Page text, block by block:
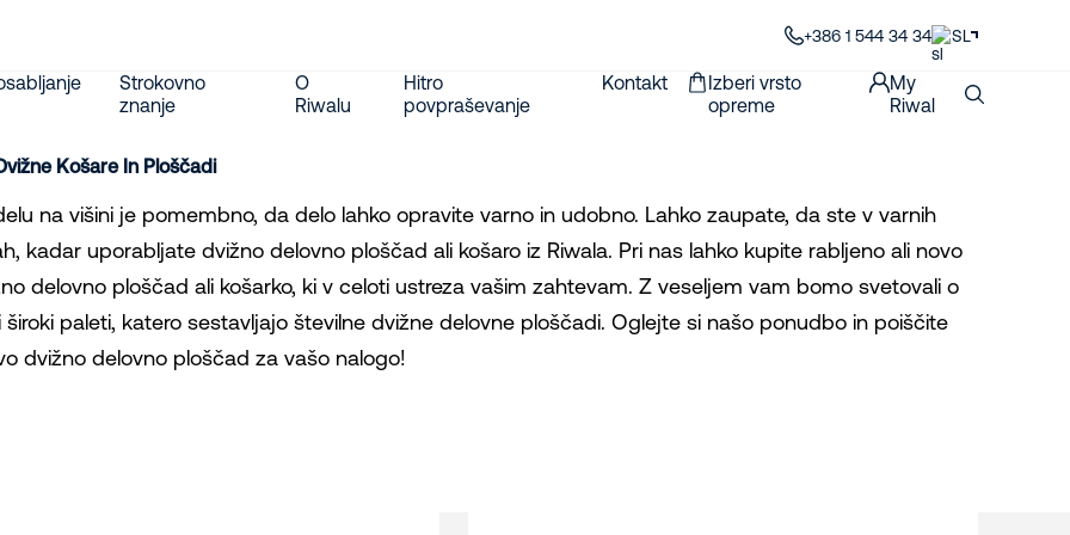
+386 1 544 34 34 SL
Strokovno
znanje
O
Riwalu
Hitro
povpraševanje
Kontakt
Izberi vrsto
opreme
My
Riwal
Košare In Ploščadi
na višini je pomembno, da delo lahko opravite varno in udobno. Lahko zaupate, da ste v varnih
kadar uporabljate dvižno delovno ploščad ali košaro iz Riwala. Pri nas lahko kupite rabljeno ali novo
delovno ploščad ali košarko, ki v celoti ustreza vašim zahtevam. Z veseljem vam bomo svetovali o
široki paleti, katero sestavljajo številne dvižne delovne ploščadi. Oglejte si našo ponudbo in poiščite
dvižno delovno ploščad za vašo nalogo!